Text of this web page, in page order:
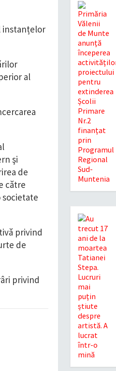
instanțelor
al
şi
de
către
privind
de
privind